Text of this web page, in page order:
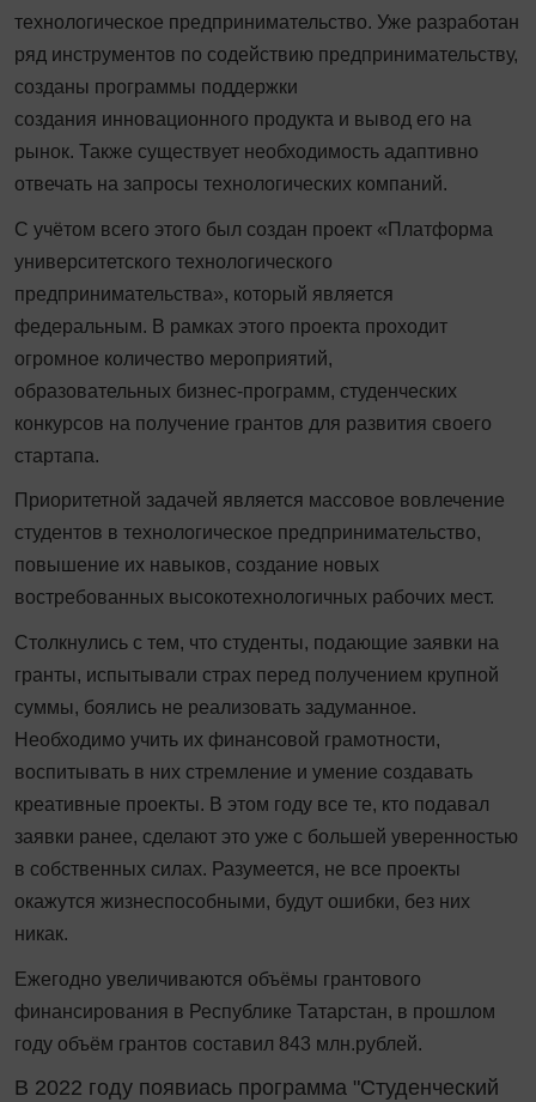
технологическое предпринимательство. Уже разработан
ряд инструментов по содействию предпринимательству,
созданы программы поддержки
создания инновационного продукта и вывод его на
рынок. Также существует необходимость адаптивно
отвечать на запросы технологических компаний.
С учётом всего этого был создан проект «Платформа
университетского технологического
предпринимательства», который является
федеральным. В рамках этого проекта проходит
огромное количество мероприятий,
образовательных бизнес-программ, студенческих
конкурсов на получение грантов для развития своего
стартапа.
Приоритетной задачей является массовое вовлечение
студентов в технологическое предпринимательство,
повышение их навыков, создание новых
востребованных высокотехнологичных рабочих мест.
Столкнулись с тем, что студенты, подающие заявки на
гранты, испытывали страх перед получением крупной
суммы, боялись не реализовать задуманное.
Необходимо учить их финансовой грамотности,
воспитывать в них стремление и умение создавать
креативные проекты. В этом году все те, кто подавал
заявки ранее, сделают это уже с большей уверенностью
в собственных силах. Разумеется, не все проекты
окажутся жизнеспособными, будут ошибки, без них
никак.
Ежегодно увеличиваются объёмы грантового
финансирования в Республике Татарстан, в прошлом
году объём грантов составил 843 млн.рублей.
В 2022 году появиась программа "Студенческий